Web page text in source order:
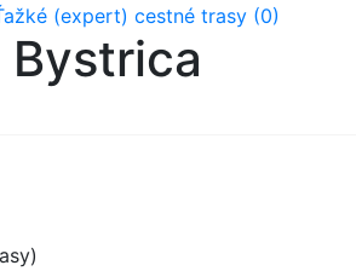
(expert) cestné trasy (0)
Bystrica